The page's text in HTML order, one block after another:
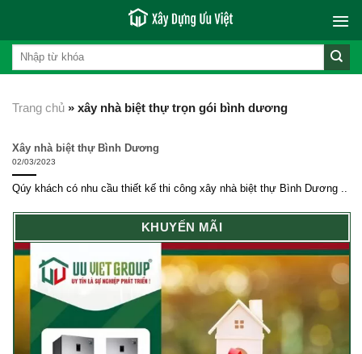
content
Trang chủ » xây nhà biệt thự trọn gói bình dương
Xây nhà biệt thự Bình Dương
02/03/2023
Qúy khách có nhu cầu thiết kế thi công xây nhà biệt thự Bình Dương ..
KHUYẾN MÃI